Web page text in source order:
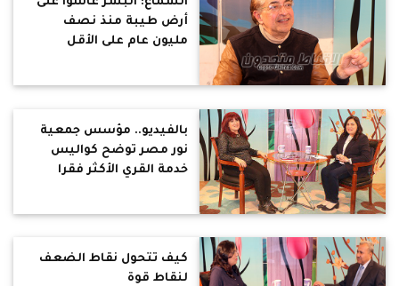
أرض طيبة منذ نصف
مليون عام على الأقل
بالفيديو.. مؤسس جمعية
نور مصر توضح كواليس
خدمة القري الأكثر فقرا
كيف تتحول نقاط الضعف
لنقاط قوة